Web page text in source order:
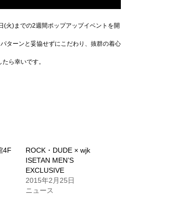
火)までの2週間ポップアップイベントを開
ターンと妥協せずにこだわり、抜群の着心
ら幸いです。
4F
ROCK・DUDE × wjk
ISETAN MEN’S
EXCLUSIVE
2015年2月25日
ニュース